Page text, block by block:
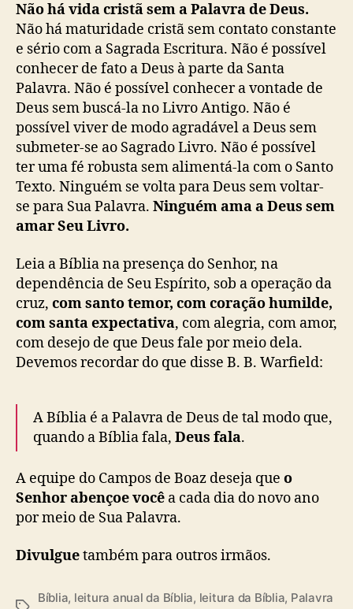
Não há vida cristã sem a Palavra de Deus.
Não há maturidade cristã sem contato constante
e sério com a Sagrada Escritura. Não é possível
conhecer de fato a Deus à parte da Santa
Palavra. Não é possível conhecer a vontade de
Deus sem buscá-la no Livro Antigo. Não é
possível viver de modo agradável a Deus sem
submeter-se ao Sagrado Livro. Não é possível
ter uma fé robusta sem alimentá-la com o Santo
Texto. Ninguém se volta para Deus sem voltar-
se para Sua Palavra. Ninguém ama a Deus sem
amar Seu Livro.
Leia a Bíblia na presença do Senhor, na
dependência de Seu Espírito, sob a operação da
cruz, com santo temor, com coração humilde,
com santa expectativa, com alegria, com amor,
com desejo de que Deus fale por meio dela.
Devemos recordar do que disse B. B. Warfield:
A Bíblia é a Palavra de Deus de tal modo que,
quando a Bíblia fala, Deus fala.
A equipe do Campos de Boaz deseja que o
Senhor abençoe você a cada dia do novo ano
por meio de Sua Palavra.
Divulguetambém para outros irmãos.
Bíblia, leitura anual da Bíblia, leitura da Bíblia, Palavra